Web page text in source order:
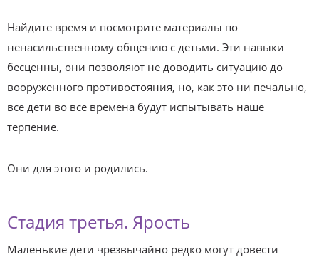
Найдите время и посмотрите материалы по
ненасильственному общению с детьми. Эти навыки
бесценны, они позволяют не доводить ситуацию до
вооруженного противостояния, но, как это ни печально,
все дети во все времена будут испытывать наше
терпение.
Они для этого и родились.
Стадия третья. Ярость
Маленькие дети чрезвычайно редко могут довести